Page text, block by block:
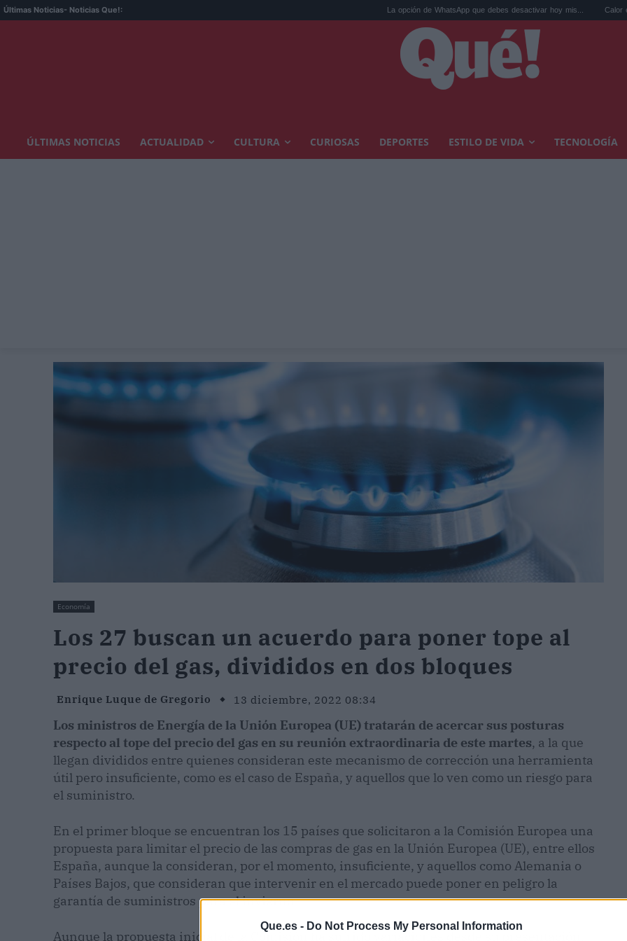
Que.es - Do Not Process My Personal Information
Últimas Noticias- Noticias Que!: La opción de WhatsApp que debes desactivar hoy mis... Calor extremo y
ÚLTIMAS NOTICIAS ACTUALIDAD CULTURA CURIOSAS DEPORTES ESTILO DE VIDA TECNOLOGÍA
Economía
Los 27 buscan un acuerdo para poner tope al
precio del gas, divididos en dos bloques
Enrique Luque de Gregorio 13 diciembre, 2022 08:34
Los ministros de Energía de la Unión Europea (UE) tratarán de acercar sus posturas
respecto al tope del precio del gas en su reunión extraordinaria de este martes, a la que
llegan divididos entre quienes consideran este mecanismo de corrección una herramienta
útil pero insuficiente, como es el caso de España, y aquellos que lo ven como un riesgo para
el suministro.
En el primer bloque se encuentran los 15 países que solicitaron a la Comisión Europea una
propuesta para limitar el precio de las compras de gas en la Unión Europea (UE), entre ellos
España, aunque la consideran, por el momento, insuficiente, y aquellos como Alemania o
Países Bajos, que consideran que intervenir en el mercado puede poner en peligro la
garantía de suministros para el invierno.
Aunque la propuesta inicial de la Comisión ha sufrido variaciones desde su presentación,